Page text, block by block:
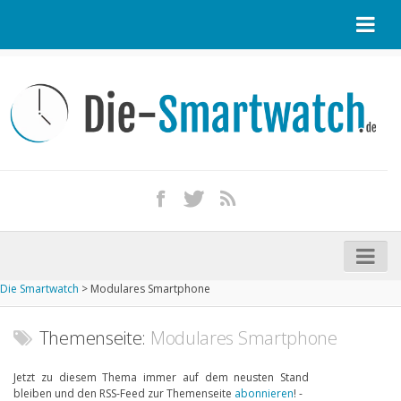
Kontakt / Tipp geben
Impressum
iPhone kaufen
Startseite
Aktuelle Smartwatches im Test
Die Smartwatch > Modulares Smartphone
Themenseite: Modulares Smartphone
Jetzt zu diesem Thema immer auf dem neusten Stand
bleiben und den RSS-Feed zur Themenseite abonnieren! -